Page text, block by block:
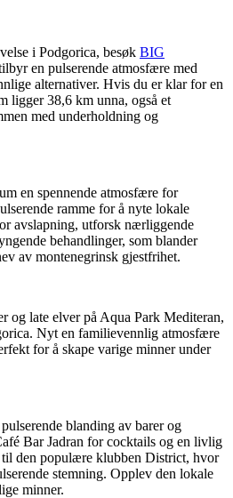
i Podgorica, besøk BIG
en pulserende atmosfære med
alternativer. Hvis du er klar for en
ligger 38,6 km unna, også et
med underholdning og
en spennende atmosfære for
ramme for å nyte lokale
avslapning, utforsk nærliggende
behandlinger, som blander
av montenegrinsk gjestfrihet.
og late elver på Aqua Park Mediteran,
Nyt en familievennlig atmosfære
for å skape varige minner under
blanding av barer og
Bar Jadran for cocktails og en livlig
den populære klubben District, hvor
stemning. Opplev den lokale
minner.